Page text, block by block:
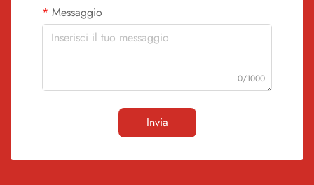
Messaggio
0/1000
Invia